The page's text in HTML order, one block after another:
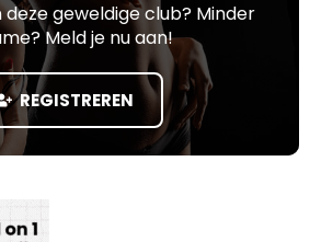
deze geweldige club? Minder
Meld je nu aan!
REGISTREREN